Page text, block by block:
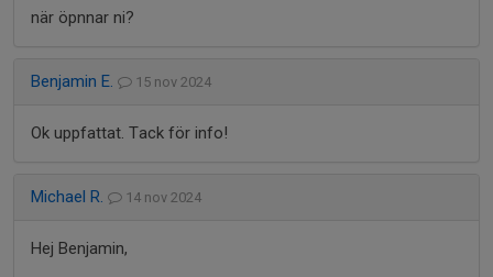
när öpnnar ni?
Benjamin E. 15 nov 2024
Ok uppfattat. Tack för info!
Michael R. 14 nov 2024
Hej Benjamin,